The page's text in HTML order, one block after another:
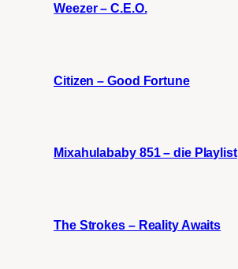
Weezer – C.E.O.
Citizen – Good Fortune
Mixahulababy 851 – die Playlist
The Strokes – Reality Awaits